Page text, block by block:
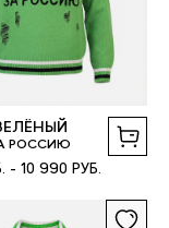
РОССИЮ
- 10 990 РУБ.